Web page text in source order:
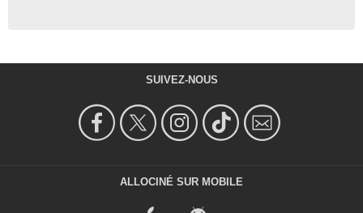
SUIVEZ-NOUS
ALLOCINÉ SUR MOBILE